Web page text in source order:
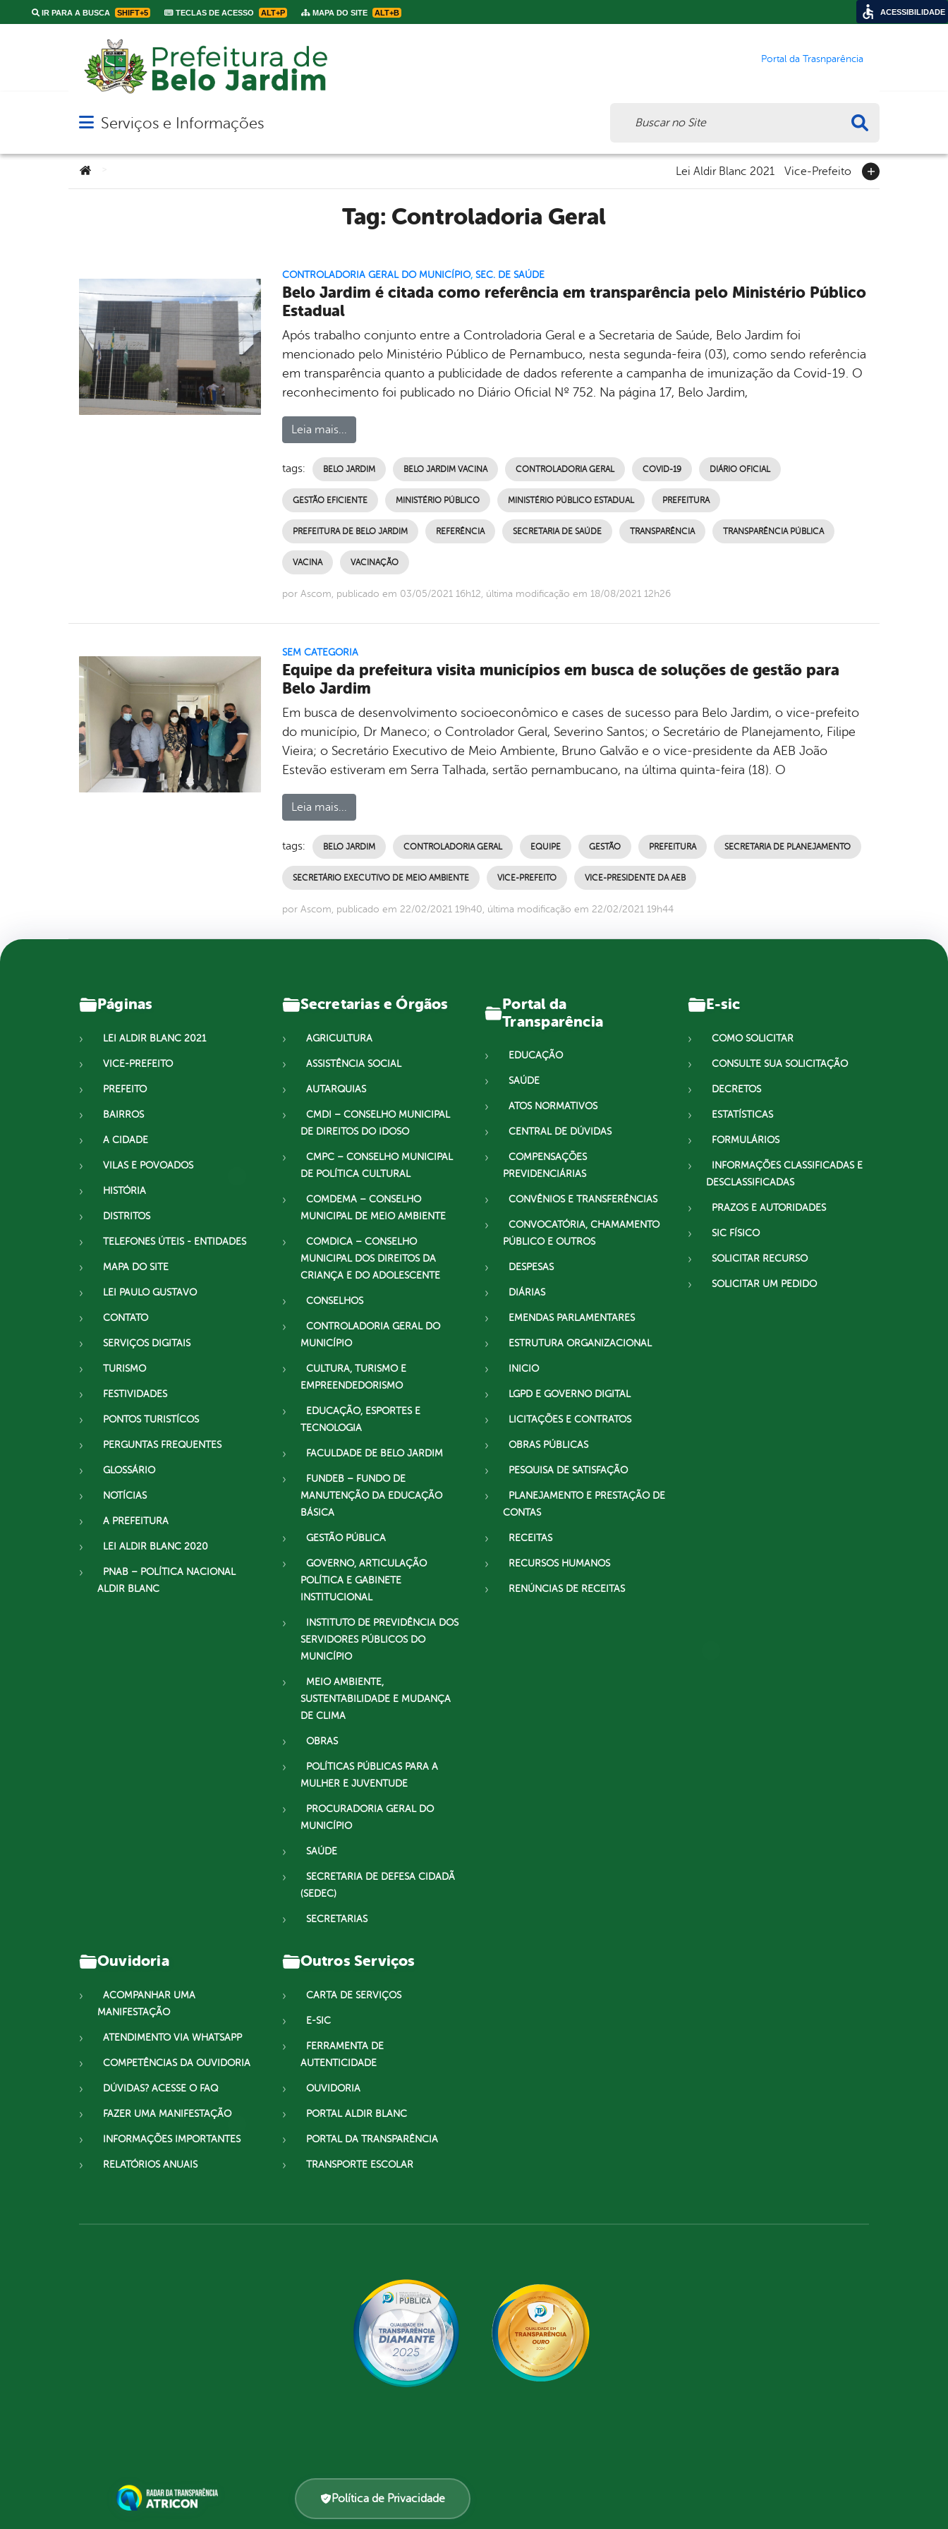
IR PARA A BUSCA SHIFT+5 TECLAS DE ACESSO ALT+P MAPA DO SITE ALT+B
Portal da Trasnparência
Abrir menu principal de navegação
Serviços e Informações
Você está aqui: Lei Aldir Blanc 2021 Vice-Prefeito
Tag: Controladoria Geral
CONTROLADORIA GERAL DO MUNICÍPIO, SEC. DE SAÚDE
Belo Jardim é citada como referência em transparência pelo Ministério Público
Estadual
Após trabalho conjunto entre a Controladoria Geral e a Secretaria de Saúde, Belo Jardim foi
mencionado pelo Ministério Público de Pernambuco, nesta segunda-feira (03), como sendo referência
em transparência quanto a publicidade de dados referente a campanha de imunização da Covid-19. O
reconhecimento foi publicado no Diário Oficial Nº 752. Na página 17, Belo Jardim,
Leia mais...
tags: BELO JARDIM BELO JARDIM VACINA CONTROLADORIA GERAL COVID-19 DIÁRIO OFICIAL
GESTÃO EFICIENTE MINISTÉRIO PÚBLICO MINISTÉRIO PÚBLICO ESTADUAL PREFEITURA
PREFEITURA DE BELO JARDIM REFERÊNCIA SECRETARIA DE SAÚDE TRANSPARÊNCIA TRANSPARÊNCIA PÚBLICA
VACINA VACINAÇÃO
por Ascom, publicado em 03/05/2021 16h12, última modificação em 18/08/2021 12h26
SEM CATEGORIA
Equipe da prefeitura visita municípios em busca de soluções de gestão para
Belo Jardim
Em busca de desenvolvimento socioeconômico e cases de sucesso para Belo Jardim, o vice-prefeito
do município, Dr Maneco; o Controlador Geral, Severino Santos; o Secretário de Planejamento, Filipe
Vieira; o Secretário Executivo de Meio Ambiente, Bruno Galvão e o vice-presidente da AEB João
Estevão estiveram em Serra Talhada, sertão pernambucano, na última quinta-feira (18). O
Leia mais...
tags: BELO JARDIM CONTROLADORIA GERAL EQUIPE GESTÃO PREFEITURA SECRETARIA DE PLANEJAMENTO
SECRETÁRIO EXECUTIVO DE MEIO AMBIENTE VICE-PREFEITO VICE-PRESIDENTE DA AEB
por Ascom, publicado em 22/02/2021 19h40, última modificação em 22/02/2021 19h44
Páginas
LEI ALDIR BLANC 2021
VICE-PREFEITO
PREFEITO
BAIRROS
A CIDADE
VILAS E POVOADOS
HISTÓRIA
DISTRITOS
TELEFONES ÚTEIS - ENTIDADES
MAPA DO SITE
LEI PAULO GUSTAVO
CONTATO
SERVIÇOS DIGITAIS
TURISMO
FESTIVIDADES
PONTOS TURISTÍCOS
PERGUNTAS FREQUENTES
GLOSSÁRIO
NOTÍCIAS
A PREFEITURA
LEI ALDIR BLANC 2020
PNAB – POLÍTICA NACIONAL
ALDIR BLANC
Secretarias e Órgãos
AGRICULTURA
ASSISTÊNCIA SOCIAL
AUTARQUIAS
CMDI – CONSELHO MUNICIPAL
DE DIREITOS DO IDOSO
CMPC – CONSELHO MUNICIPAL
DE POLÍTICA CULTURAL
COMDEMA – CONSELHO
MUNICIPAL DE MEIO AMBIENTE
COMDICA – CONSELHO
MUNICIPAL DOS DIREITOS DA
CRIANÇA E DO ADOLESCENTE
CONSELHOS
CONTROLADORIA GERAL DO
MUNICÍPIO
CULTURA, TURISMO E
EMPREENDEDORISMO
EDUCAÇÃO, ESPORTES E
TECNOLOGIA
FACULDADE DE BELO JARDIM
FUNDEB – FUNDO DE
MANUTENÇÃO DA EDUCAÇÃO
BÁSICA
GESTÃO PÚBLICA
GOVERNO, ARTICULAÇÃO
POLÍTICA E GABINETE
INSTITUCIONAL
INSTITUTO DE PREVIDÊNCIA DOS
SERVIDORES PÚBLICOS DO
MUNICÍPIO
MEIO AMBIENTE,
SUSTENTABILIDADE E MUDANÇA
DE CLIMA
OBRAS
POLÍTICAS PÚBLICAS PARA A
MULHER E JUVENTUDE
PROCURADORIA GERAL DO
MUNICÍPIO
SAÚDE
SECRETARIA DE DEFESA CIDADÃ
(SEDEC)
SECRETARIAS
Portal da
Transparência
EDUCAÇÃO
SAÚDE
ATOS NORMATIVOS
CENTRAL DE DÚVIDAS
COMPENSAÇÕES
PREVIDENCIÁRIAS
CONVÊNIOS E TRANSFERÊNCIAS
CONVOCATÓRIA, CHAMAMENTO
PÚBLICO E OUTROS
DESPESAS
DIÁRIAS
EMENDAS PARLAMENTARES
ESTRUTURA ORGANIZACIONAL
INICIO
LGPD E GOVERNO DIGITAL
LICITAÇÕES E CONTRATOS
OBRAS PÚBLICAS
PESQUISA DE SATISFAÇÃO
PLANEJAMENTO E PRESTAÇÃO DE
CONTAS
RECEITAS
RECURSOS HUMANOS
RENÚNCIAS DE RECEITAS
E-sic
COMO SOLICITAR
CONSULTE SUA SOLICITAÇÃO
DECRETOS
ESTATÍSTICAS
FORMULÁRIOS
INFORMAÇÕES CLASSIFICADAS E
DESCLASSIFICADAS
PRAZOS E AUTORIDADES
SIC FÍSICO
SOLICITAR RECURSO
SOLICITAR UM PEDIDO
Ouvidoria
ACOMPANHAR UMA
MANIFESTAÇÃO
ATENDIMENTO VIA WHATSAPP
COMPETÊNCIAS DA OUVIDORIA
DÚVIDAS? ACESSE O FAQ
FAZER UMA MANIFESTAÇÃO
INFORMAÇÕES IMPORTANTES
RELATÓRIOS ANUAIS
Outros Serviços
CARTA DE SERVIÇOS
E-SIC
FERRAMENTA DE
AUTENTICIDADE
OUVIDORIA
PORTAL ALDIR BLANC
PORTAL DA TRANSPARÊNCIA
TRANSPORTE ESCOLAR
Política de Privacidade
ACESSIBILIDADE